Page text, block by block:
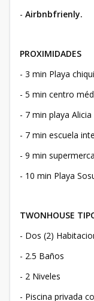
- Airbnbfrienly.
PROXIMIDADES
- 3 min Playa
- 5 min centro
- 7 min playa Alicia
- 7 min escuela
- 9 min
- 10 min Playa
TWONHOUSE
- Dos (2)
- 2.5 Baños
- 2 Niveles
- Piscina privada